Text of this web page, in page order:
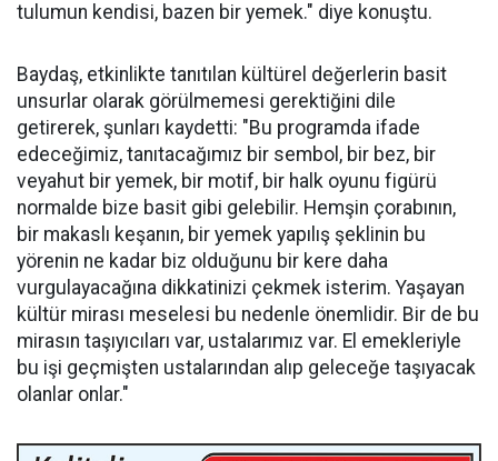
tulumun kendisi, bazen bir yemek." diye konuştu.
Baydaş, etkinlikte tanıtılan kültürel değerlerin basit
unsurlar olarak görülmemesi gerektiğini dile
getirerek, şunları kaydetti: "Bu programda ifade
edeceğimiz, tanıtacağımız bir sembol, bir bez, bir
veyahut bir yemek, bir motif, bir halk oyunu figürü
normalde bize basit gibi gelebilir. Hemşin çorabının,
bir makaslı keşanın, bir yemek yapılış şeklinin bu
yörenin ne kadar biz olduğunu bir kere daha
vurgulayacağına dikkatinizi çekmek isterim. Yaşayan
kültür mirası meselesi bu nedenle önemlidir. Bir de bu
mirasın taşıyıcıları var, ustalarımız var. El emekleriyle
bu işi geçmişten ustalarından alıp geleceğe taşıyacak
olanlar onlar."